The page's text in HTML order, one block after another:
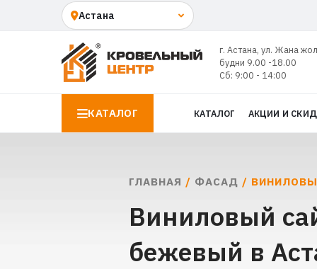
г. Астана, ул. Жана
будни 9.00 -18.00
Сб: 9:00 - 14:00
КАТАЛОГ КАТАЛОГ АКЦИИ И
ГЛАВНАЯ / ФАСАД /
Виниловый
бежевый в